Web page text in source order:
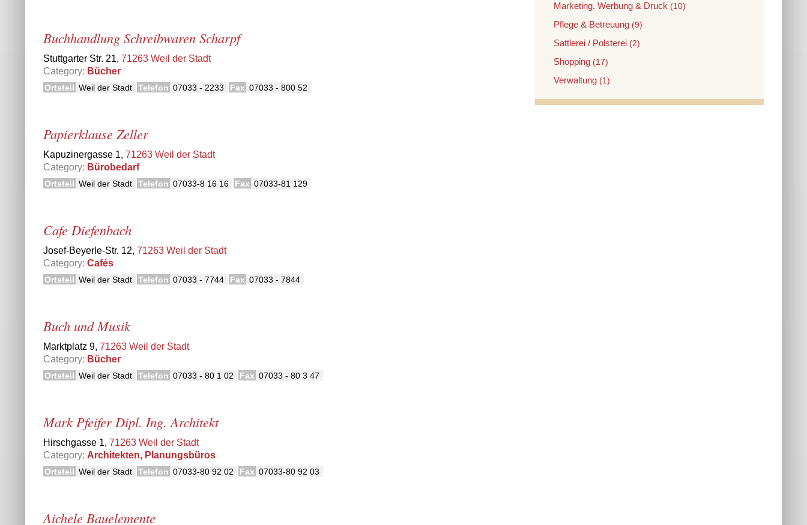
Buchhandlung Schreibwaren Scharpf
Stuttgarter Str. 21, 71263 Weil der Stadt
Category: Bücher
Ortsteil Weil der Stadt Telefon 07033 - 2233 Fax 07033 - 800 52
Papierklause Zeller
Kapuzinergasse 1, 71263 Weil der Stadt
Category: Bürobedarf
Ortsteil Weil der Stadt Telefon 07033-8 16 16 Fax 07033-81 129
Cafe Diefenbach
Josef-Beyerle-Str. 12, 71263 Weil der Stadt
Category: Cafés
Ortsteil Weil der Stadt Telefon 07033 - 7744 Fax 07033 - 7844
Buch und Musik
Marktplatz 9, 71263 Weil der Stadt
Category: Bücher
Ortsteil Weil der Stadt Telefon 07033 - 80 1 02 Fax 07033 - 80 3 47
Mark Pfeifer Dipl. Ing. Architekt
Hirschgasse 1, 71263 Weil der Stadt
Category: Architekten, Planungsbüros
Ortsteil Weil der Stadt Telefon 07033-80 92 02 Fax 07033-80 92 03
Aichele Bauelemente
Marketing, Werbung & Druck (10)
Pflege & Betreuung (9)
Sattlerei / Polsterei (2)
Shopping (17)
Verwaltung (1)